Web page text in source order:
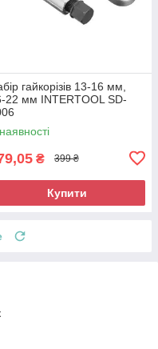
гайкорізів 13-16 мм,
22 мм INTERTOOL SD-
₴ 399 ₴
Купити